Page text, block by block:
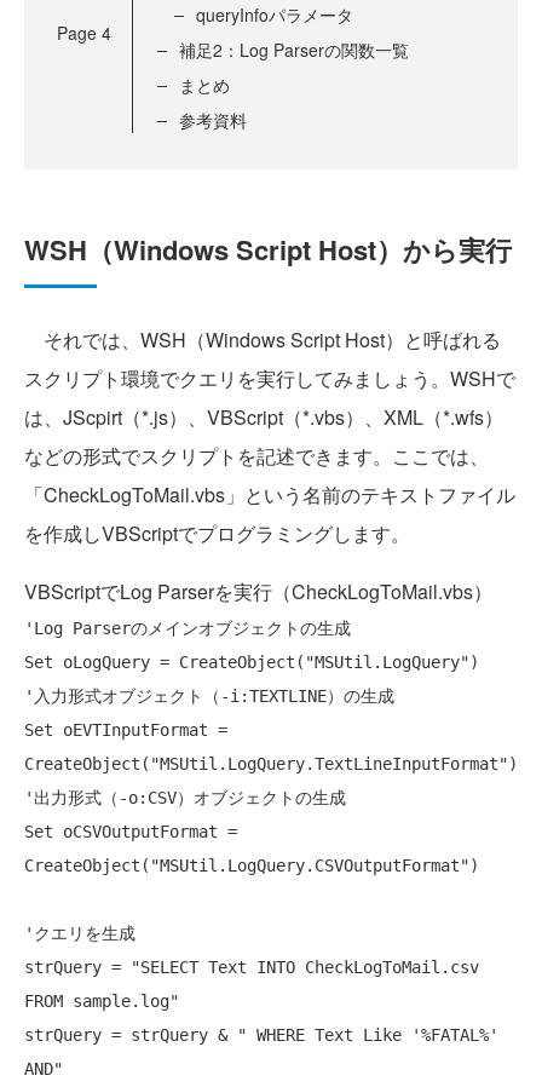
Page 4
queryInfoパラメータ
補足2：Log Parserの関数一覧
まとめ
参考資料
WSH（Windows Script Host）から実行
それでは、WSH（Windows Script Host）と呼ばれる
スクリプト環境でクエリを実行してみましょう。WSHで
は、JScpirt（*.js）、VBScript（*.vbs）、XML（*.wfs）
などの形式でスクリプトを記述できます。ここでは、
「CheckLogToMail.vbs」という名前のテキストファイル
を作成しVBScriptでプログラミングします。
VBScriptでLog Parserを実行（CheckLogToMail.vbs）
'Log Parserのメインオブジェクトの生成
Set oLogQuery = CreateObject( "MSUtil.LogQuery"
'入力形式オブジェクト（-i:TEXTLINE）の生成
Set oEVTInputFormat =
CreateObject( "MSUtil.LogQuery.TextLineInputFormat"
'出力形式（-o:CSV）オブジェクトの生成
Set oCSVOutputFormat =
CreateObject( "MSUtil.LogQuery.CSVOutputFormat")
'クエリを生成
strQuery =
"SELECT Text INTO CheckLogToMail.csv
FROM sample.log"
strQuery = strQuery & " WHERE Text Like '%FATAL%'
AND"